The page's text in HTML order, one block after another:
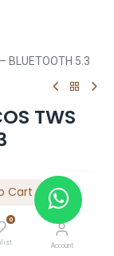
Cart
0
Account
BLUETOOTH 5.3
TWS
6389-8866